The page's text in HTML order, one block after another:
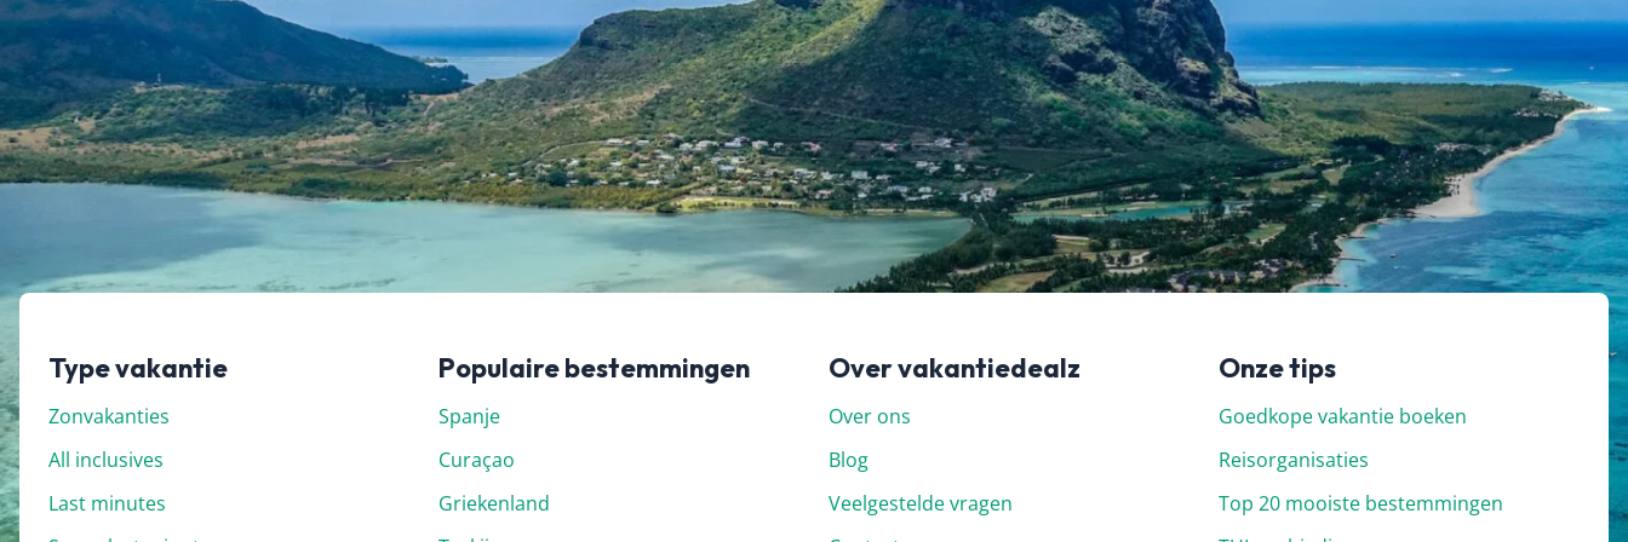
uur de prijs verandert. Dit kan hoger of lager zijn, helaas hebben wij daar
geen controle over. Voor de meest actuele vanaf-prijs kun je het beste
doorklikken naar de aanbieder waar je je vakantie wil boeken.
Type vakantie
Zonvakanties
All inclusives
Last minutes
Populaire bestemmingen
Spanje
Curaçao
Griekenland
Over vakantiedealz
Over ons
Blog
Veelgestelde vragen
Onze tips
Goedkope vakantie boeken
Reisorganisaties
Top 20 mooiste bestemmingen